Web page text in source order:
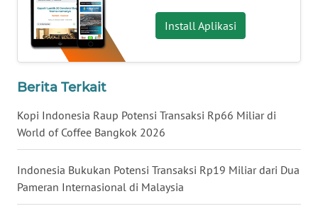
Install Aplikasi
Berita Terkait
Kopi Indonesia Raup Potensi Transaksi Rp66 Miliar di
World of Coffee Bangkok 2026
Indonesia Bukukan Potensi Transaksi Rp19 Miliar dari Dua
Pameran Internasional di Malaysia
WN
NUSANTARA
JOGJA
WN
JATIM
WN
BALI